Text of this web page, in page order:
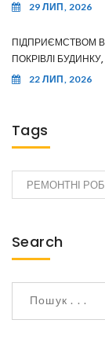
29 ЛИП, 2026
ПІДПРИЄМСТВОМ
ПОКРІВЛІ
22 ЛИП, 2026
Tags
РЕМОНТНІ
Search